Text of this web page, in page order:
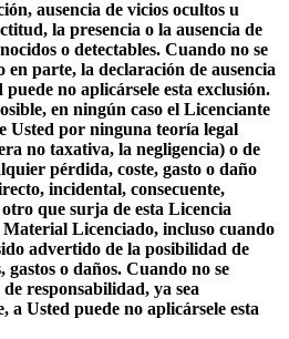
ausencia de vicios ocultos u
la presencia o la ausencia de
o detectables. Cuando no se
en parte, la declaración de ausencia
no aplicársele esta exclusión.
en ningún caso el Licenciante
Usted por ninguna teoría legal
no taxativa, la negligencia) o de
pérdida, coste, gasto o daño
incidental, consecuente,
que surja de esta Licencia
Material Licenciado, incluso cuando
advertido de la posibilidad de
gastos o daños. Cuando no se
responsabilidad, ya sea
a Usted puede no aplicársele esta